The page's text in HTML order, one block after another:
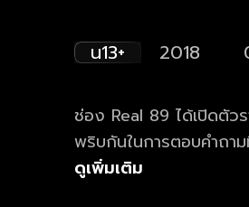
น13+ 2018
ช่อง Real 89 ได้เปิดตัว
พริบกันในการตอบคำถา
สิบล้านบาท ซึ่งในการออ
ดูเพิ่มเติม